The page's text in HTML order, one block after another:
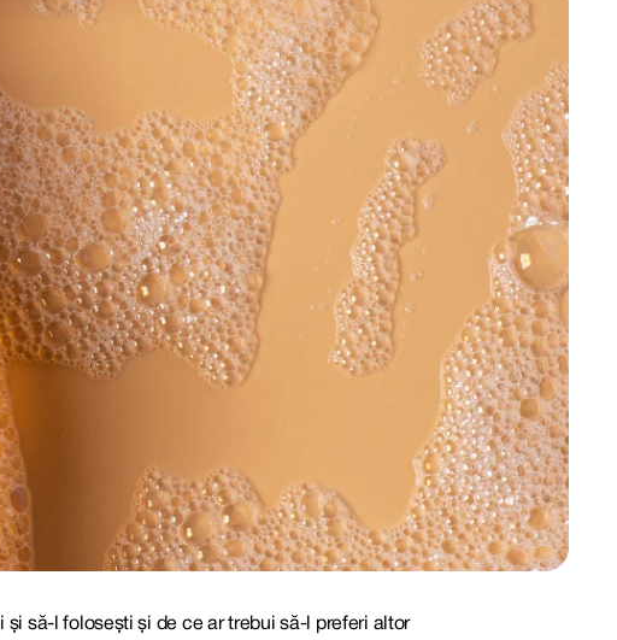
și să-l folosești și de ce ar trebui să-l preferi altor